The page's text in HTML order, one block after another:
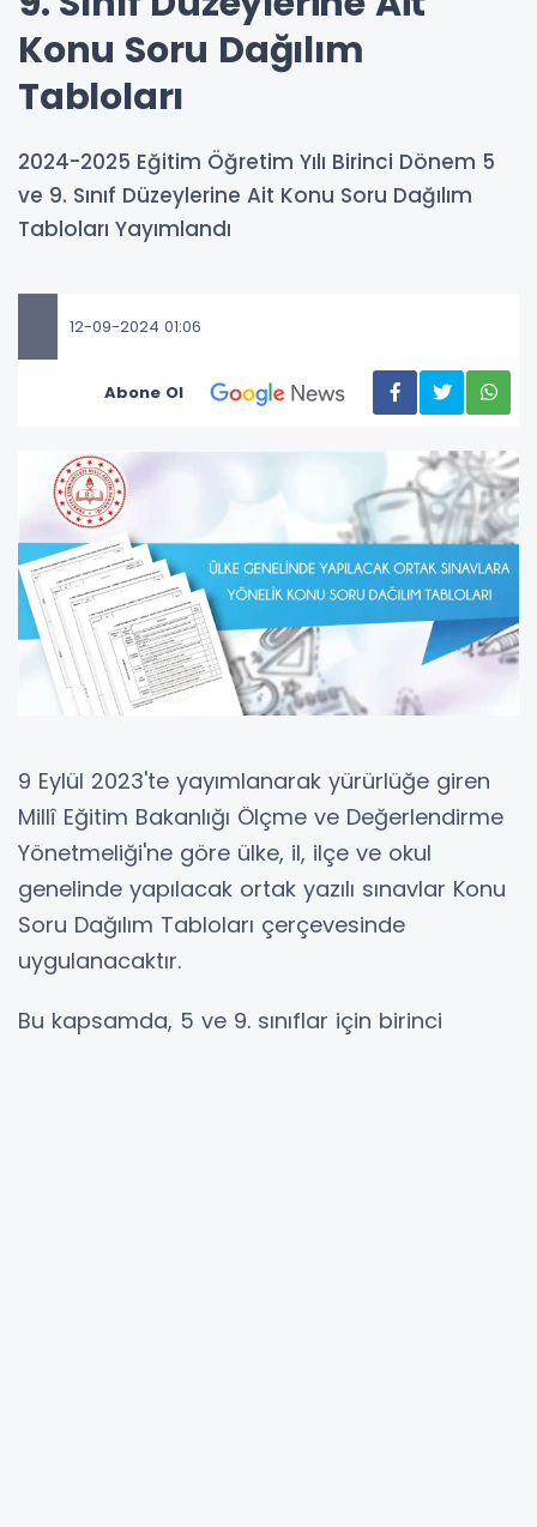
Konu Soru Dağılım
Tabloları
2024-2025 Eğitim Öğretim Yılı Birinci Dönem 5
ve 9. Sınıf Düzeylerine Ait Konu Soru Dağılım
Tabloları Yayımlandı
12-09-2024 01:06
Abone Ol
9 Eylül 2023'te yayımlanarak yürürlüğe giren
Millî Eğitim Bakanlığı Ölçme ve Değerlendirme
Yönetmeliği'ne göre ülke, il, ilçe ve okul
genelinde yapılacak ortak yazılı sınavlar Konu
Soru Dağılım Tabloları çerçevesinde
uygulanacaktır.
Bu kapsamda, 5 ve 9. sınıflar için birinci